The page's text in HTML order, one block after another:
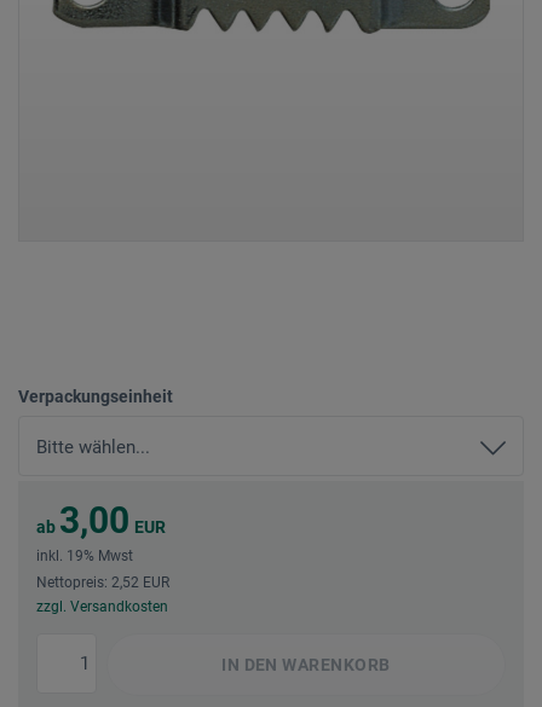
Verpackungseinheit
ab 3,00 EUR
inkl. 19% Mwst
Nettopreis: 2,52 EUR
zzgl. Versandkosten
IN DEN WARENKORB